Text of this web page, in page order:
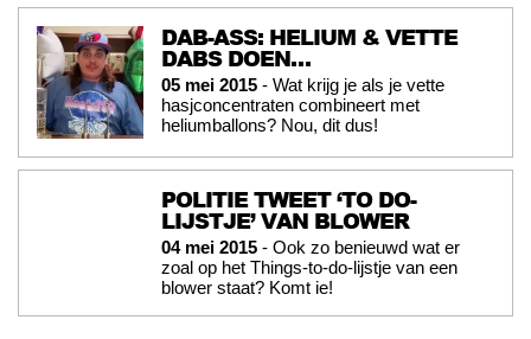
DAB-ASS: HELIUM & VETTE
DABS DOEN…
05 mei 2015 - Wat krijg je als je vette
hasjconcentraten combineert met
heliumballons? Nou, dit dus!
POLITIE TWEET ‘TO DO-
LIJSTJE’ VAN BLOWER
04 mei 2015 - Ook zo benieuwd wat er
zoal op het Things-to-do-lijstje van een
blower staat? Komt ie!